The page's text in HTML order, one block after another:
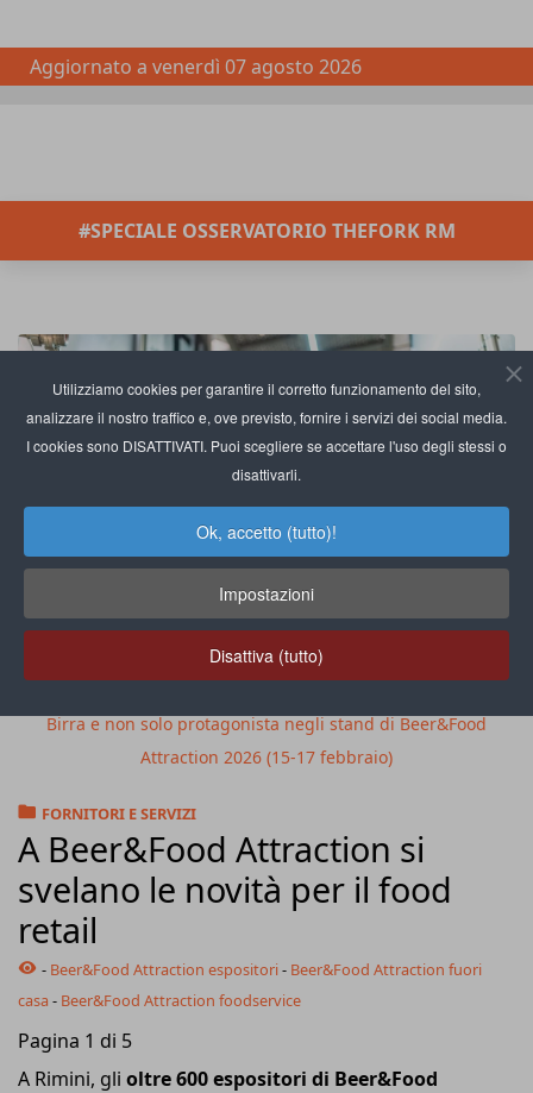
Utilizziamo cookies per garantire il corretto funzionamento del sito,
analizzare il nostro traffico e, ove previsto, fornire i servizi dei social media.
I cookies sono DISATTIVATI. Puoi scegliere se accettare l'uso degli stessi o
disattivarli.
Ok, accetto (tutto)!
Impostazioni
Disattiva (tutto)
Aggiornato a venerdì 07 agosto 2026
#SPECIALE OSSERVATORIO THEFORK RM
Birra e non solo protagonista negli stand di Beer&Food
Attraction 2026 (15-17 febbraio)
FORNITORI E SERVIZI
A Beer&Food Attraction si
svelano le novità per il food
retail
- Beer&Food Attraction espositori- Beer&Food Attraction fuori
casa - Beer&Food Attraction foodservice
Pagina 1 di 5
A Rimini, gli oltre 600 espositori di Beer&Food